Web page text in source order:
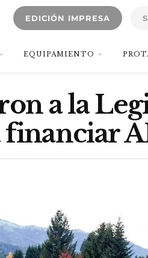
EDICIÓN IMPRESA
EQUIPAMIENTO
a la
financiar